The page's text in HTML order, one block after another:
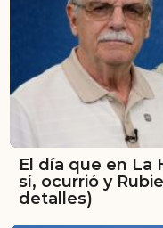
El día que en La
sí, ocurrió y
detalles)